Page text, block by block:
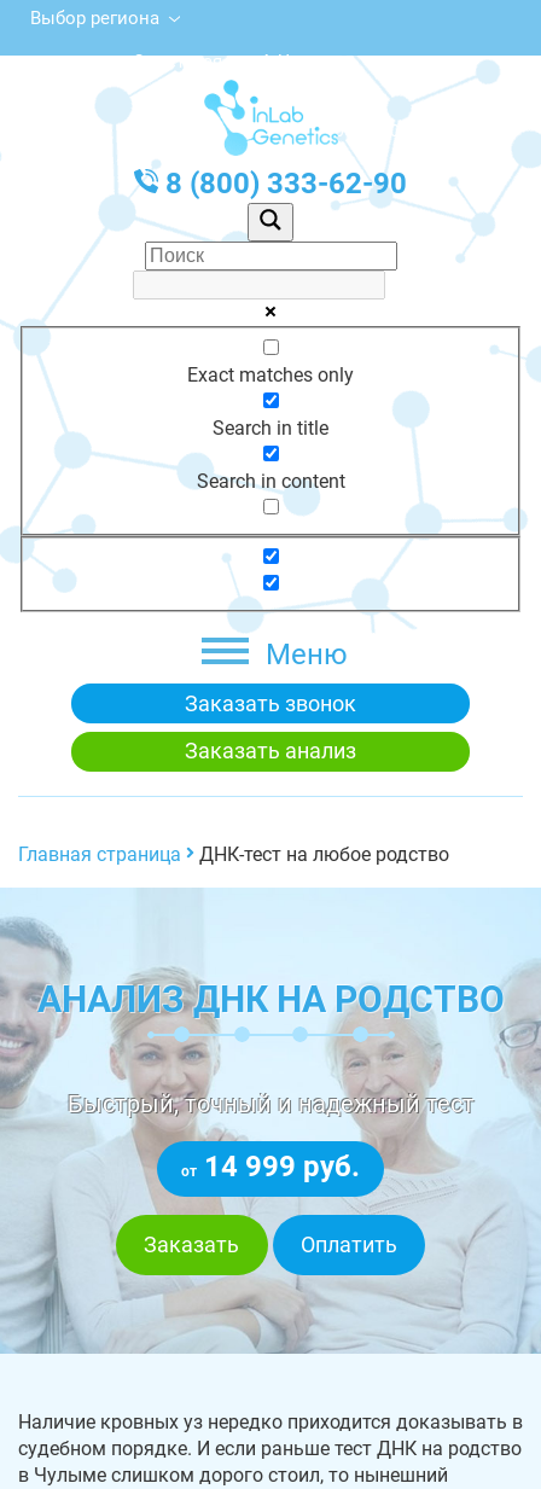
Выбор региона
Советская ул., 4, Чулым
с 10:00 до 20:00
График работы: Пн-Пт с 10:00 до 20:00
8 (800) 333-62-90
Exact matches only
Search in title
Search in content
Меню
Заказать звонок
Заказать анализ
Главная страница ДНК-тест на любое родство
АНАЛИЗ ДНК НА РОДСТВО
Быстрый, точный и надежный тест
от 14 999 руб.
Заказать Оплатить
Наличие кровных уз нередко приходится доказывать в
судебном порядке. И если раньше тест ДНК на родство
в Чулыме слишком дорого стоил, то нынешний